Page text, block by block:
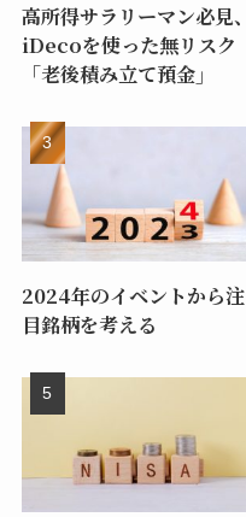
高所得サラリーマン必見、
iDecoを使った無リスク
「老後積み立て預金」
2024年のイベントから注
目銘柄を考える